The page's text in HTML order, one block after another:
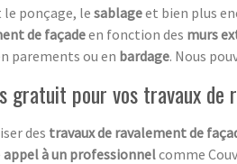
ponçage, le sablageet bien plus
de façadeen fonction des murs
parements ou en bardage. Nous
gratuit pour vos travaux de
des travaux de ravalement de
appel à un professionnelcomme